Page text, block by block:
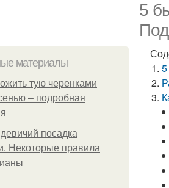
5
материалы
тую черенками
– подробная
посадка
Некоторые правила